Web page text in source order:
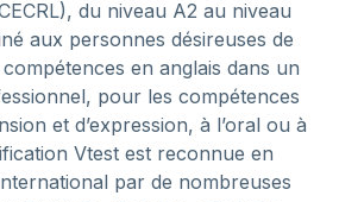
du niveau A2 au niveau
aux personnes désireuses de
en anglais dans un
pour les compétences
et d’expression, à l’oral ou à
Vtest est reconnue en
par de nombreuses